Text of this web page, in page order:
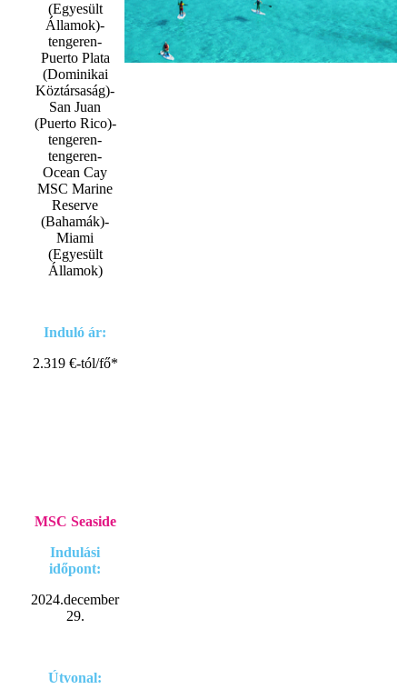
(Egyesült
Államok)-
tengeren-
Puerto Plata
(Dominikai
Köztársaság)-
San Juan
(Puerto Rico)-
tengeren-
tengeren-
Ocean Cay
MSC Marine
Reserve
(Bahamák)-
Miami
(Egyesült
Államok)
Induló ár:
2.319 €-tól/fő*
MSC Seaside
Indulási
időpont:
2024.december
29.
Útvonal: